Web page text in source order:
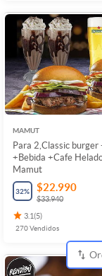
MAMUT
Para 2,Classic burger
+Bebida +Cafe
Mamut
32% $22.990
$33.940
3.1(5)
270Vendidos